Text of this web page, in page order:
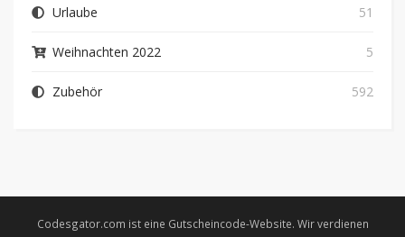
Urlaube 51
Weihnachten 2022 5
Zubehör 592
Codesgator.com ist eine Gutscheincode-Website. Wir verdienen